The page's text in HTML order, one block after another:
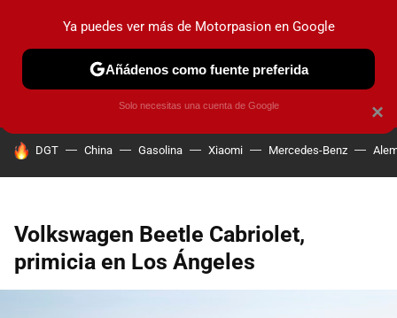
PRUEBAS COCHES ELÉCTRICOS OBSERVATORIO
HOY SE HABLA DE
DGT China Gasolina Xiaomi Mercedes-Benz
Volkswagen Beetle Cabriolet,
primicia en Los Ángeles
×
Ya puedes ver más de Motorpasion en Google
Añádenos como fuente preferida
Solo necesitas una cuenta de Google